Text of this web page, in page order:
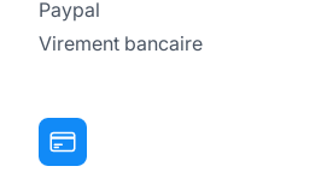
Paypal
Virement bancaire